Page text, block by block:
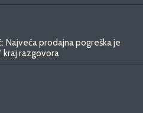
Najveća prodajna pogreška je
kraj razgovora